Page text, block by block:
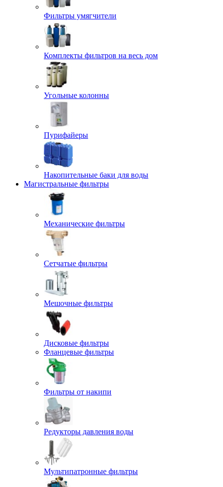
Фильтры умягчители
Комплекты фильтров на весь дом
Угольные колонны
Пурифайеры
Накопительные баки для воды
Магистральные фильтры
Механические фильтры
Сетчатые фильтры
Мешочные фильтры
Дисковые фильтры
Фланцевые фильтры
Фильтры от накипи
Редукторы давления воды
Мультипатронные фильтры